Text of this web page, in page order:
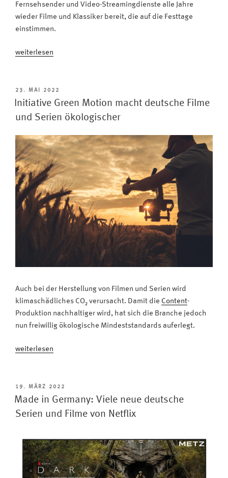
Fernsehsender und Video-Streamingdienste alle Jahre
wieder Filme und Klassiker bereit, die auf die Festtage
einstimmen.
„Schöne
im
TV
machen
lernen
einfach“
weiterlesen
VERÖFFENTLICHT
AM
23. MAI 2022
Initiative Green Motion macht deutsche Filme
und Serien ökologischer
Auch bei der Herstellung von Filmen und Serien wird
klimaschädliches CO₂ verursacht. Damit die Content-
Produktion nachhaltiger wird, hat sich die Branche jedoch
nun freiwillig ökologische Mindeststandards auferlegt.
„Initiative
macht
deutsche
Filme
ökologischer“
weiterlesen
VERÖFFENTLICHT
AM
19. MÄRZ 2022
Made in Germany: Viele neue deutsche
Serien und Filme von Netflix